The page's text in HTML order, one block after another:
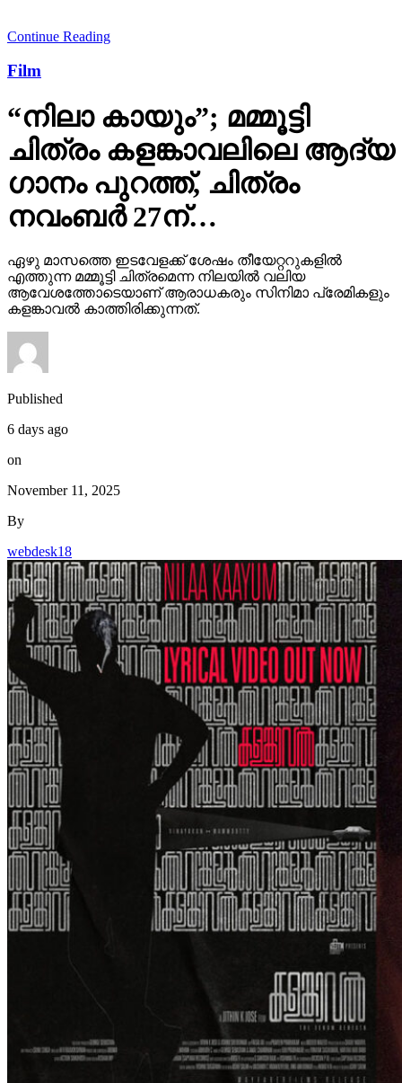
Continue Reading
Film
“നിലാ കായും”; മമ്മൂട്ടി
ചിത്രം കളങ്കാവലിലെ ആദ്യ
ഗാനം പുറത്ത്, ചിത്രം
നവംബർ 27ന്…
ഏഴു മാസത്തെ ഇടവേളക്ക് ശേഷം തീയേറ്ററുകളിൽ
എത്തുന്ന മമ്മൂട്ടി ചിത്രമെന്ന നിലയിൽ വലിയ
ആവേശത്തോടെയാണ് ആരാധകരും സിനിമാ പ്രേമികളും
കളങ്കാവൽ കാത്തിരിക്കുന്നത്.
Published
6 days ago
on
November 11, 2025
By
webdesk18